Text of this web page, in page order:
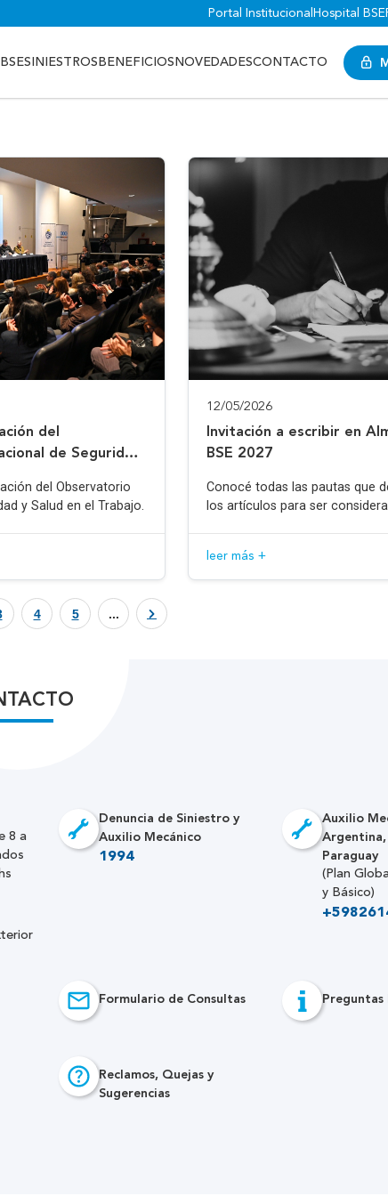
Portal Institucional Hospital BSE
SINIESTROS BENEFICIOS NOVEDADESCONTACTO
del
de Seguridad
del Observatorio
y Salud en el Trabajo.
12/05/2026
Invitación a escribir en
BSE 2027
Conocé todas las pautas que
los artículos para ser
leer más +
4 5 ...
8 a
Denuncia de Siniestro y
Auxilio Mecánico
1994
Auxilio
Argentina,
Paraguay
(Plan
y Básico)
Formulario de Consultas Preguntas
Reclamos, Quejas y
Sugerencias